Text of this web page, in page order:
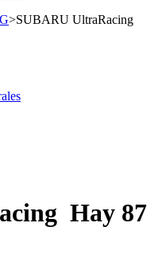
>SUBARU UltraRacing
Hay 87